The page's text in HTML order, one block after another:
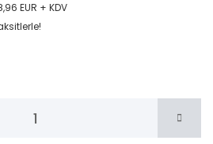
EUR + KDV